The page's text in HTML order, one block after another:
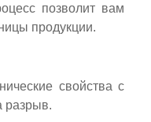
позволит вам
продукции.
свойства с
разрыв.